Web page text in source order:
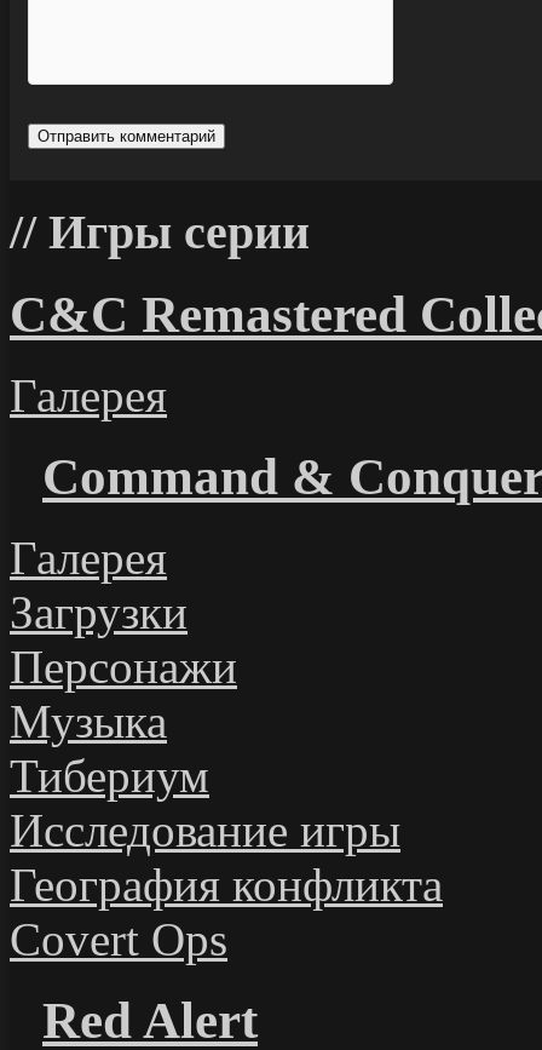
Игры серии
C&C Remastered
Галерея
Command &
Галерея
Загрузки
Персонажи
Музыка
Тибериум
Исследование игры
География конфликта
Covert Ops
Red Alert